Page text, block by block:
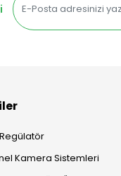
Kamera Sistemleri